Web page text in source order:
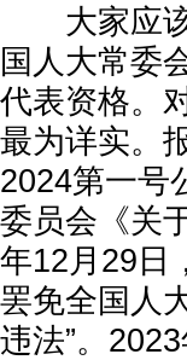
大家应该
国人大常委
代表资格。
最为详实。
2024第一号
委员会《关
年12月29日
罢免全国人
违法”。